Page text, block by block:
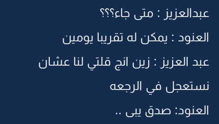
عبدالعزيز : متى جاء؟؟؟
العنود : يمكن له تقريبا يومين
عبد العزيز : زين انج قلتي لنا عشان
نستعجل في الرجعه
العنود: صدق يبى ..